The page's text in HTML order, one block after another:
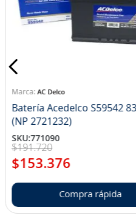
AC Delco
Batería Acedelco S59542
(NP 2721232)
SKU:771090
$191.720
$153.376
Compra rápida